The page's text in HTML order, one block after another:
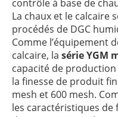
contrôle à base de
La chaux et le calcaire
procédés de DGC
Comme l’équipement
calcaire, la série YGM
capacité de
la finesse de produit
mesh et 600 mesh.
les caractéristiques